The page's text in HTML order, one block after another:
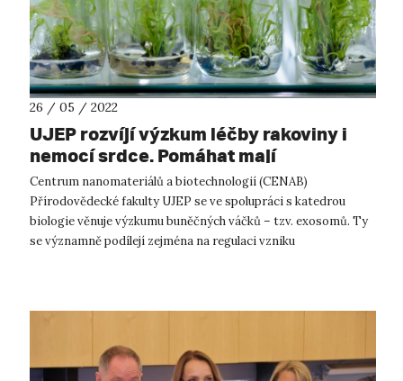
26 / 05 / 2022
UJEP rozvíjí výzkum léčby rakoviny i
nemocí srdce. Pomáhat mají
“exosomy”.
Centrum nanomateriálů a biotechnologií (CENAB)
Přírodovědecké fakulty UJEP se ve spolupráci s katedrou
biologie věnuje výzkumu buněčných váčků – tzv. exosomů. Ty
se významně podílejí zejména na regulaci vzniku